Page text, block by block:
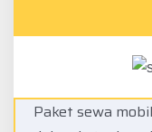
Paket sewa